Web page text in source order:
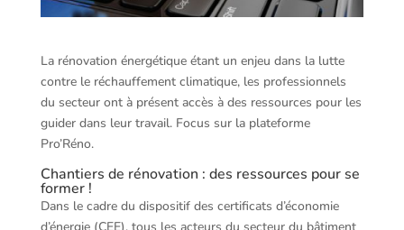
La rénovation énergétique étant un enjeu dans la lutte
contre le réchauffement climatique, les professionnels
du secteur ont à présent accès à des ressources pour les
guider dans leur travail. Focus sur la plateforme
Pro’Réno.
Chantiers de rénovation : des ressources pour se
former !
Dans le cadre du dispositif des certificats d’économie